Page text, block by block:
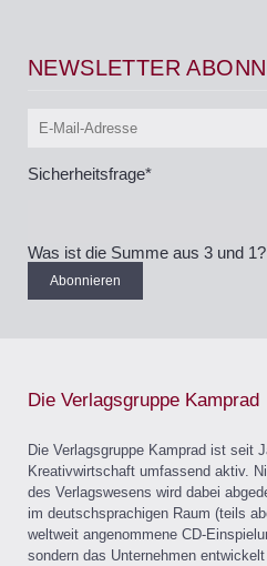
NEWSLETTER
Sicherheitsfrage*
Was ist die Summe aus 3 und 1?
Abonnieren
Die Verlagsgruppe Kamprad
Die Verlagsgruppe Kamprad ist seit
Kreativwirtschaft umfassend aktiv.
des Verlagswesens wird dabei
im deutschsprachigen Raum (teils
weltweit angenommene CD-
sondern das Unternehmen